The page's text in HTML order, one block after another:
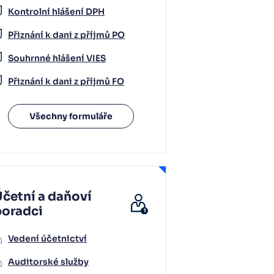
Kontrolní hlášení DPH
Přiznání k dani z příjmů PO
Souhrnné hlášení VIES
Přiznání k dani z příjmů FO
Všechny formuláře
a daňoví
Vedení účetnictví
Auditorské služby